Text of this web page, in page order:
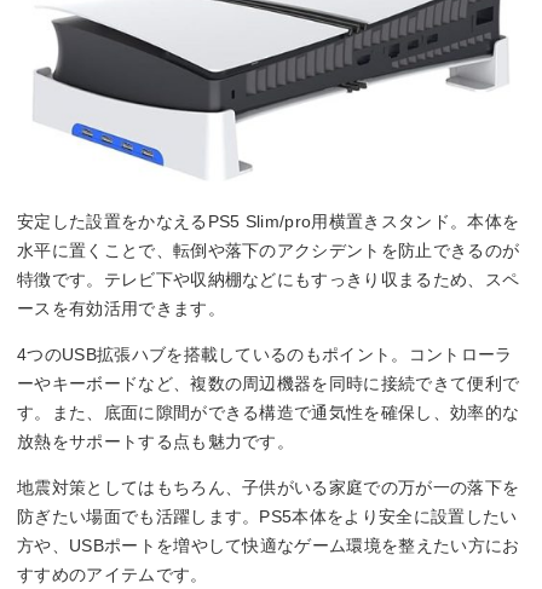
安定した設置をかなえるPS5 Slim/pro用横置きスタンド。本体を
水平に置くことで、転倒や落下のアクシデントを防止できるのが
特徴です。テレビ下や収納棚などにもすっきり収まるため、スペ
ースを有効活用できます。
4つのUSB拡張ハブを搭載しているのもポイント。コントローラ
ーやキーボードなど、複数の周辺機器を同時に接続できて便利で
す。また、底面に隙間ができる構造で通気性を確保し、効率的な
放熱をサポートする点も魅力です。
地震対策としてはもちろん、子供がいる家庭での万が一の落下を
防ぎたい場面でも活躍します。PS5本体をより安全に設置したい
方や、USBポートを増やして快適なゲーム環境を整えたい方にお
すすめのアイテムです。